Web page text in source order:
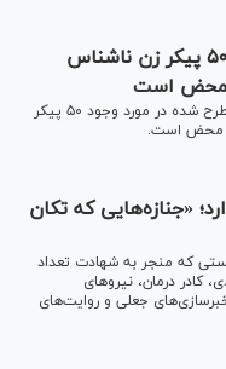
سازمان پزشکی قانونی: ادعای وجود ۵۰ پیکر زن ناشناس
محض است
طبق اعلام سازمان پزشکی قانونی کشور ادعای مطرح شده در مورد وجود ۵۰ پیکر
محض است.
«جنازه‌هایی که تکان
که منجر به شهادت تعداد
کادر درمان، نیرو‌های
جعلی و روایت‌های